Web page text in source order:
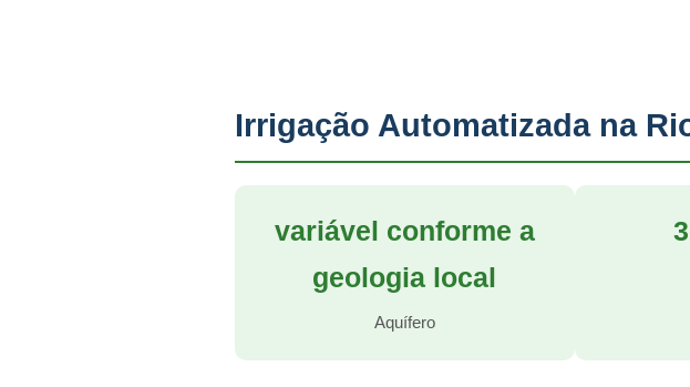
Irrigação Automatizada na
variável conforme a
geologia local
Aquífero